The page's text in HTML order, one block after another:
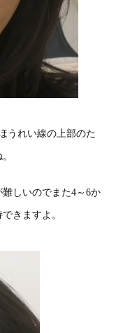
うれい線の上部のた
しいのでまた4～6か
きますよ。